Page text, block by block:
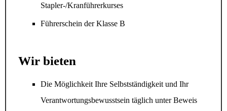
Stapler-/Kranführerkurses
Führerschein der Klasse B
Wir bieten
Die Möglichkeit Ihre Selbstständigkeit und Ihr
Verantwortungsbewusstsein täglich unter Beweis